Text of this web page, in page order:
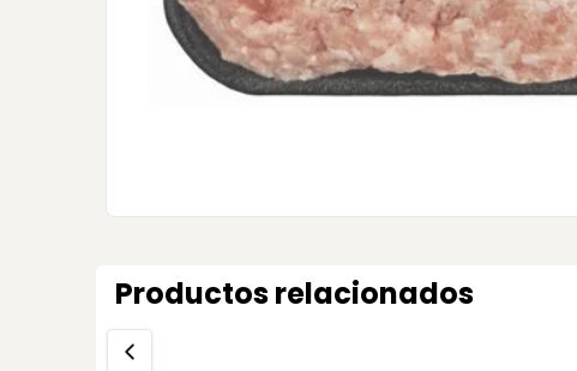
Productos relacionados